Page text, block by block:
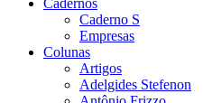
Cadernos
Caderno S
Empresas
Colunas
Artigos
Adelgides Stefenon